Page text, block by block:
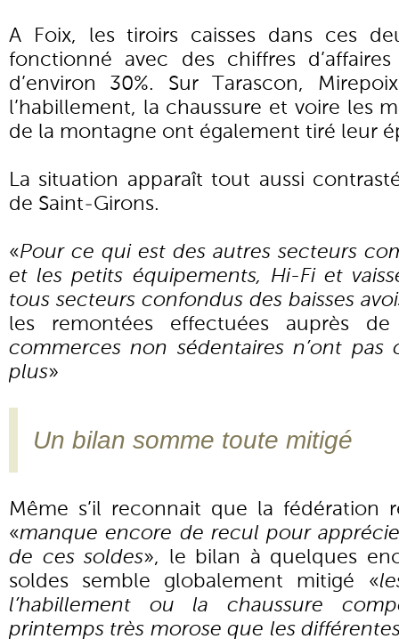
A Foix, les tiroirs caisses dans ces
fonctionné avec des chiffres
d’environ 30%. Sur Tarascon,
l’habillement, la chaussure et voire les
de la montagne ont également tiré leur
La situation apparaît tout aussi
de Saint-Girons.
«Pour ce qui est des autres secteurs
et les petits équipements, Hi-Fi et
tous secteurs confondus des baisses
les remontées effectuées auprès
commerces non sédentaires n’ont pas
plus»
Un bilan somme toute mitigé
Même s’il reconnait que la fédération
«manque encore de recul pour
de ces soldes», le bilan à quelques
soldes semble globalement mitigé «
l’habillement ou la chaussure
printemps très morose que les